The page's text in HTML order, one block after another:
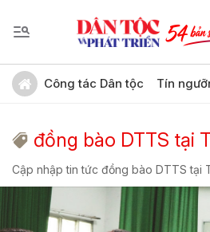
Công tác Dân tộc Tín
đồng bào DTTS tại
Cập nhập tin tức đồng bào DTTS tại